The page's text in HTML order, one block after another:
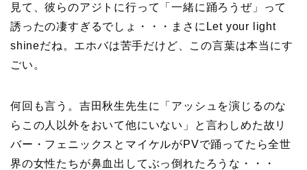
見て、彼らのアジトに行って「一緒に踊ろうぜ」って
誘ったの凄すぎるでしょ・・・まさにLet your light
shineだね。エホバは苦手だけど、この言葉は本当にす
ごい。
何回も言う。吉田秋生先生に「アッシュを演じるのな
らこの人以外をおいて他にいない」と言わしめた故リ
バー・フェニックスとマイケルがPVで踊ってたら全世
界の女性たちが鼻血出してぶっ倒れたろうな・・・